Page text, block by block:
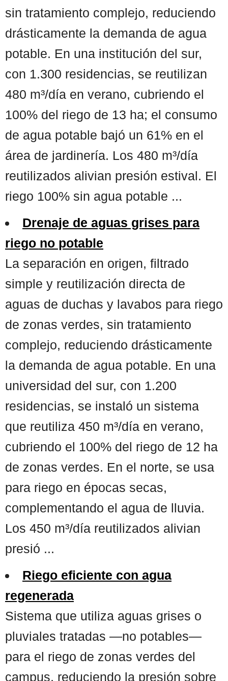
sin tratamiento complejo, reduciendo
drásticamente la demanda de agua
potable. En una institución del sur,
con 1.300 residencias, se reutilizan
480 m³/día en verano, cubriendo el
100% del riego de 13 ha; el consumo
de agua potable bajó un 61% en el
área de jardinería. Los 480 m³/día
reutilizados alivian presión estival. El
riego 100% sin agua potable ...
Drenaje de aguas grises para
riego no potable
La separación en origen, filtrado
simple y reutilización directa de
aguas de duchas y lavabos para riego
de zonas verdes, sin tratamiento
complejo, reduciendo drásticamente
la demanda de agua potable. En una
universidad del sur, con 1.200
residencias, se instaló un sistema
que reutiliza 450 m³/día en verano,
cubriendo el 100% del riego de 12 ha
de zonas verdes. En el norte, se usa
para riego en épocas secas,
complementando el agua de lluvia.
Los 450 m³/día reutilizados alivian
presió ...
Riego eficiente con agua
regenerada
Sistema que utiliza aguas grises o
pluviales tratadas —no potables—
para el riego de zonas verdes del
campus, reduciendo la presión sobre